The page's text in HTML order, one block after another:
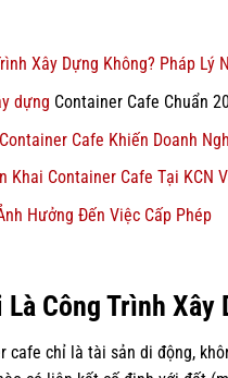
Xây Dựng Không? Pháp Lý
dựng Container Cafe Chuẩn
Cafe Khiến Doanh
Khai Container Cafe Tại KCN
Hưởng Đến Việc Cấp Phép
Công Trình Xây
chỉ là tài sản di động,